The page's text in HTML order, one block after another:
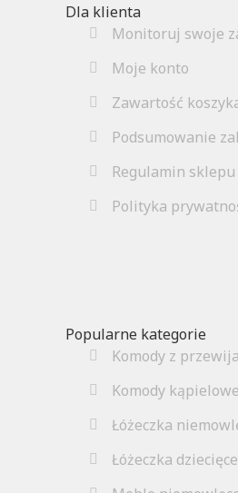
Dla klienta
Monitoruj swoje
Moje konto
Zawartość
Podsumowanie
Regulamin
Polityka
Popularne kategorie
Komody z
Komody kąpielowe
Łóżeczka
Łóżeczka